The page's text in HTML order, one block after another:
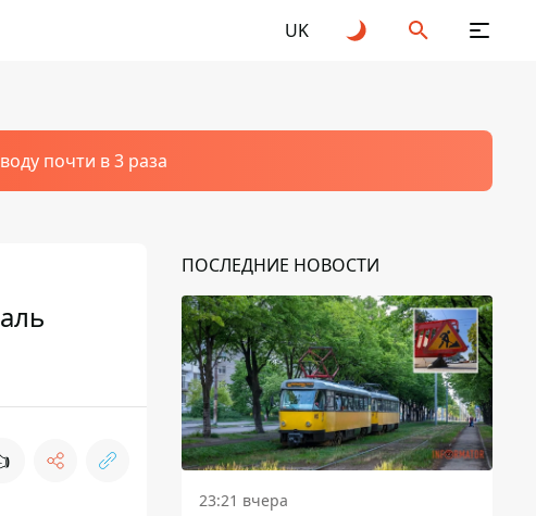
UK
почти в 3 раза
ПОСЛЕДНИЕ НОВОСТИ
23:21 вчера